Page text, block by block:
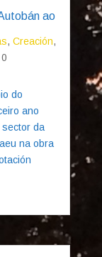
ao
, Creación,
0
do
ano
da
na obra